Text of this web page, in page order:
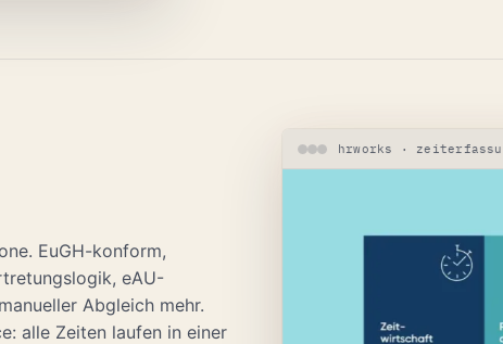
hrworks ·
EuGH-konform,
eAU-
Abgleich mehr.
alle Zeiten laufen in einer